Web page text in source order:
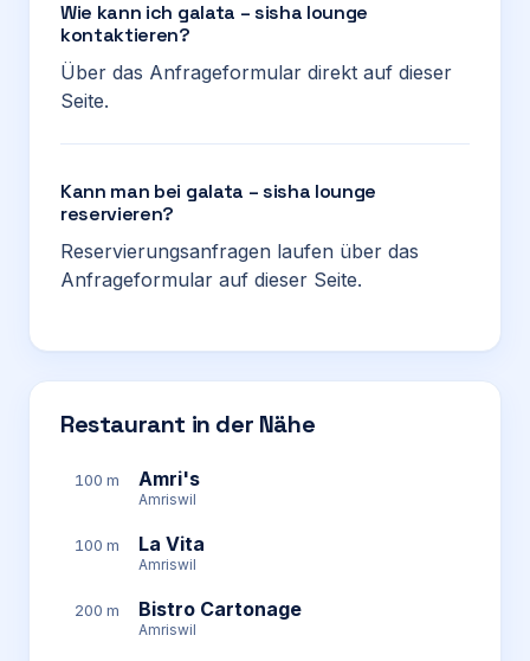
Wie kann ich galata – sisha lounge
kontaktieren?
Über das Anfrageformular direkt auf dieser
Seite.
Kann man bei galata – sisha lounge
reservieren?
Reservierungsanfragen laufen über das
Anfrageformular auf dieser Seite.
Restaurant in der Nähe
100 m Amri's
Amriswil
100 m La Vita
Amriswil
200 m Bistro Cartonage
Amriswil